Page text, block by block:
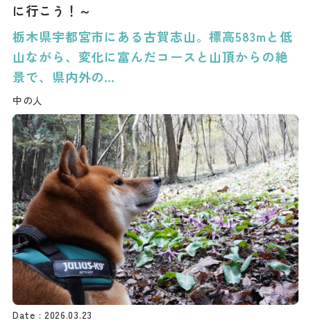
に行こう！～
栃木県宇都宮市にある古賀志山。標高583mと低
山ながら、変化に富んだコースと山頂からの絶
景で、県内外の…
中の人
2026.03.23